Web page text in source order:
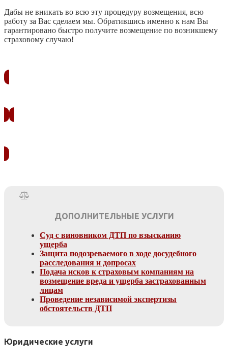
Дабы не вникать во всю эту процедуру возмещения, всю
работу за Вас сделаем мы. Обратившись именно к нам Вы
гарантировано быстро получите возмещение по возникшему
страховому случаю!
ДОПОЛНИТЕЛЬНЫЕ УСЛУГИ
Суд с виновником ДТП по взысканию
ущерба
Защита подозреваемого в ходе досудебного
расследования и допросах
Подача исков к страховым компаниям на
возмещение вреда и ущерба застрахованным
лицам
Проведение независимой экспертизы
обстоятельств ДТП
Юридические услуги